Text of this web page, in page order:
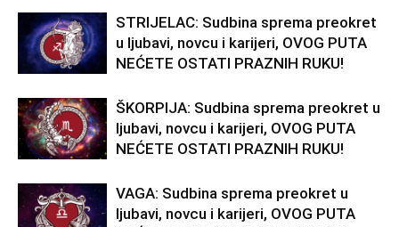
STRIJELAC: Sudbina sprema preokret
u ljubavi, novcu i karijeri, OVOG PUTA
NEĆETE OSTATI PRAZNIH RUKU!
ŠKORPIJA: Sudbina sprema preokret u
ljubavi, novcu i karijeri, OVOG PUTA
NEĆETE OSTATI PRAZNIH RUKU!
VAGA: Sudbina sprema preokret u
ljubavi, novcu i karijeri, OVOG PUTA